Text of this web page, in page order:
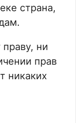
страна,
ни
прав
никаких